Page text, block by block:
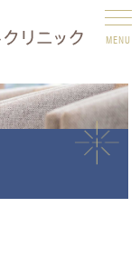
MENU